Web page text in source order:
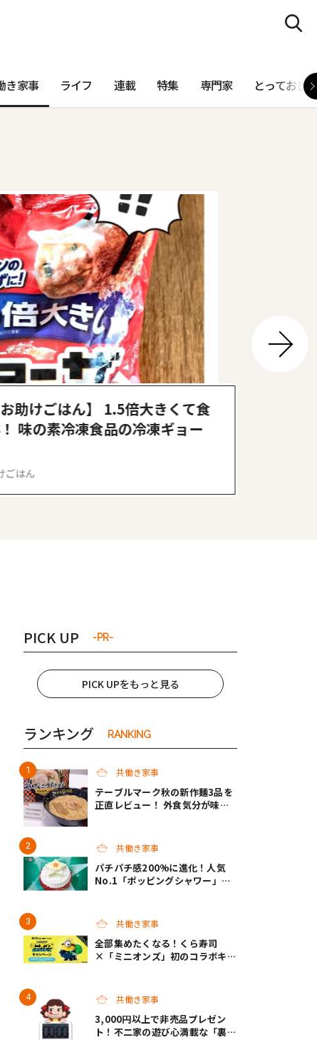
夫婦 #産休 #育休
き家事 ライフ 連載 特集 専門家 とっておき
お助けごはん】 1.5倍大きくて食
味の素冷凍食品の冷凍ギョー
ごはん
次へ
PICK UP -PR-
PICK UPをもっと見る
ランキング RANKING
共働き家事
テーブルマーク秋の新作麺3品を
正直レビュー！ 外食気分が味わ
共働き家事
パチパチ感200%に進化！人気
No.1「ポッピングシャワー」チ
が最高共働き家事
全部集めたくなる！くら寿司
×「ミニオンズ」初のコラボキャ
共働き家事
3,000円以上で非売品プレゼン
ト！不二家の遊び心満載な「裏不